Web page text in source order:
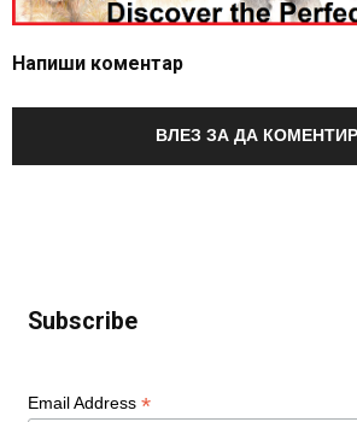
Напиши коментар
ВЛЕЗ ЗА ДА
Subscribe
Email Address *